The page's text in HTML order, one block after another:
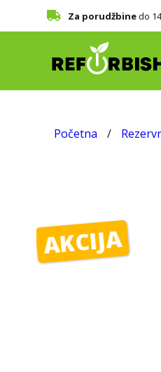
Za porudžbinedo
Početna /
AKCIJA